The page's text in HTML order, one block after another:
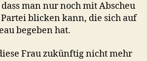
man nur noch mit Abscheu
blicken kann, die sich auf
begeben hat.
Frau zukünftig nicht mehr